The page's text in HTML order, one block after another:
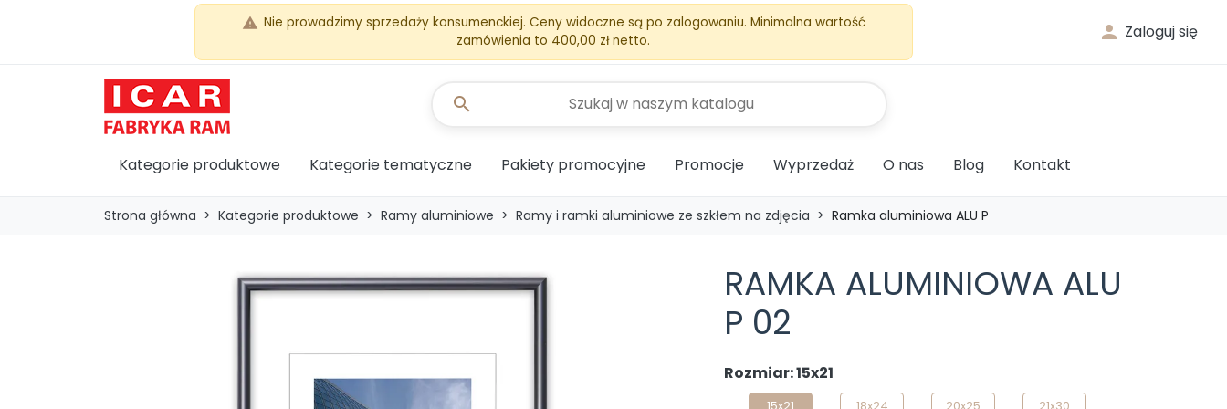
 Zaloguj się
warning Nie prowadzimy sprzedaży konsumenckiej. Ceny widoczne są po zalogowaniu. Minimalna wartość
zamówienia to 400,00 zł netto.
Kategorie produktowe Kategorie tematyczne Pakiety promocyjne Promocje Wyprzedaż O nas Blog Kontakt
search
Strona główna Kategorie produktowe Ramy aluminiowe Ramy i ramki aluminiowe ze szkłem na zdjęcia Ramka aluminiowa ALU P
RAMKA ALUMINIOWA ALU
P 02
Rozmiar: 15x21